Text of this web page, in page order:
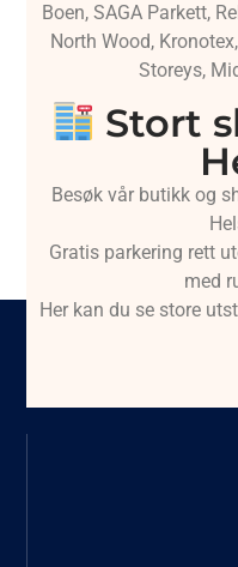
Boen, SAGA Parkett,
North Wood,
Storeys,
Stort
Besøk vår butikk og
Gratis parkering rett
med
Her kan du se store